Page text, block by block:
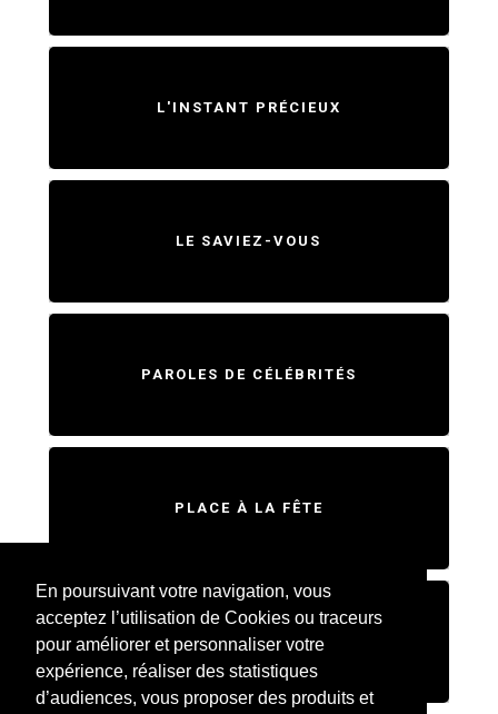
En poursuivant votre navigation, vous
acceptez l’utilisation de Cookies ou traceurs
pour améliorer et personnaliser votre
expérience, réaliser des statistiques
d’audiences, vous proposer des produits et
L'INSTANT PRÉCIEUX
LE SAVIEZ-VOUS
PAROLES DE CÉLÉBRITÉS
PLACE À LA FÊTE
SWEET HOME